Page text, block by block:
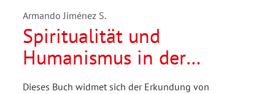
Armando Jiménez S.
Spiritualität und
Humanismus in der
Malerei von Jorge Rando
Dieses Buch widmet sich der Erkundung von